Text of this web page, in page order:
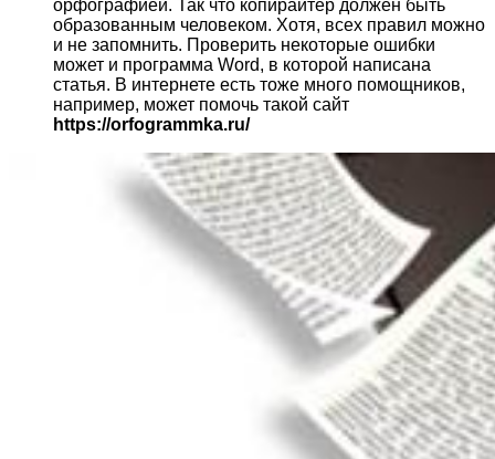
орфографией. Так что копирайтер должен быть
образованным человеком. Хотя, всех правил можно
и не запомнить. Проверить некоторые ошибки
может и программа Word, в которой написана
статья. В интернете есть тоже много помощников,
например, может помочь такой сайт
https://orfogrammka.ru/